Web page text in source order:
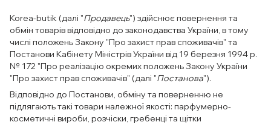
Korea-butik (далі "Продавець") здійснює повернення та
обмін товарів відповідно до законодавства України, в тому
числі положень Закону "Про захист прав споживачів" та
Постанови Кабінету Міністрів України від 19 березня 1994 р.
№ 172 "Про реалізацію окремих положень Закону України
"Про захист прав споживачів" (далі "Постанова").
Відповідно до Постанови, обміну та поверненню не
підлягають такі товари належної якості: парфумерно-
косметичні вироби, розчіски, гребенці та щітки